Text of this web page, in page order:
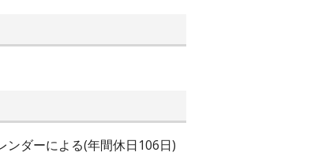
ンダーによる(年間休日106日)